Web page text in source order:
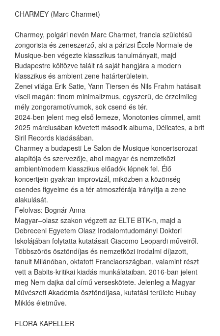
CHARMEY (Marc Charmet)
Charmey, polgári nevén Marc Charmet, francia születésű
zongorista és zeneszerző, aki a párizsi École Normale de
Musique-ben végezte klasszikus tanulmányait, majd
Budapestre költözve talált rá saját hangjára a modern
klasszikus és ambient zene határterületein.
Zenei világa Erik Satie, Yann Tiersen és Nils Frahm hatásait
viseli magán: finom minimalizmus, egyszerű, de érzelmileg
mély zongoramotívumok, sok csend és tér.
2024-ben jelent meg első lemeze, Monotonies címmel, amit
2025 márciusában követett második albuma, Délicates, a brit
Siril Records kiadásában.
Charmey a budapesti Le Salon de Musique koncertsorozat
alapítója és szervezője, ahol magyar és nemzetközi
ambient/modern klasszikus előadók lépnek fel. Élő
koncertjein gyakran improvizál, miközben a közönség
csendes figyelme és a tér atmoszférája irányítja a zene
alakulását.
Felolvas: Bognár Anna
Magyar–olasz szakon végzett az ELTE BTK-n, majd a
Debreceni Egyetem Olasz Irodalomtudományi Doktori
Iskolájában folytatta kutatásait Giacomo Leopardi műveiről.
Többszörös ösztöndíjas és nemzetközi irodalmi díjazott,
tanult Milánóban, oktatott Franciaországban, valamint részt
vett a Babits-kritikai kiadás munkálataiban. 2016-ban jelent
meg Nem dajka dal című verseskötete. Jelenleg a Magyar
Művészeti Akadémia ösztöndíjasa, kutatási területe Hubay
Miklós életműve.
FLORA KAPELLER